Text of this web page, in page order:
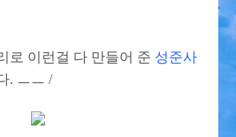
로 이런걸 다 만들어 준 성준사
. ㅡㅡ /